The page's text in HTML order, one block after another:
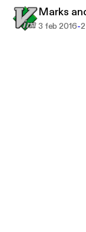
Marks
3 feb 2016-